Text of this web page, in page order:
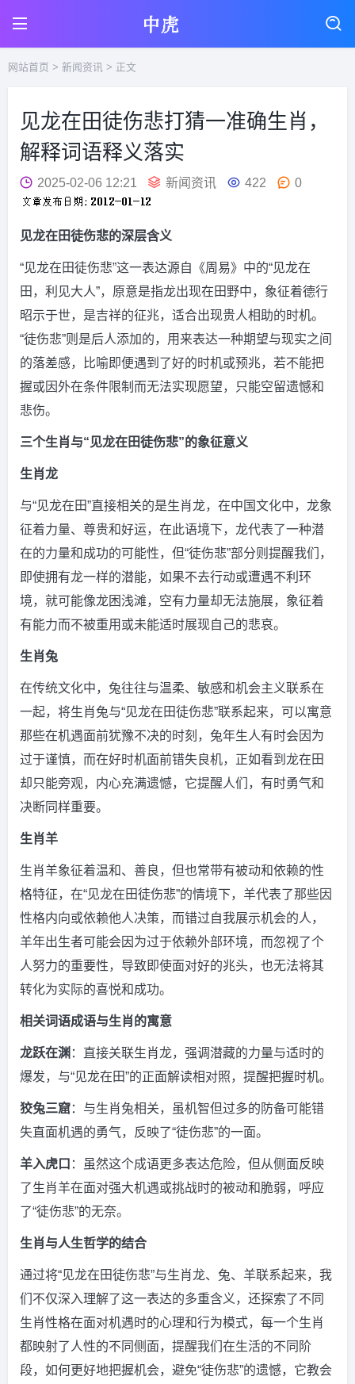
网站首页 > 新闻资讯 > 正文
见龙在田徒伤悲打猜一准确生肖，
解释词语释义落实
2025-02-06 12:21 新闻资讯 422 0
见龙在田徒伤悲的深层含义
“见龙在田徒伤悲”这一表达源自《周易》中的“见龙在
田，利见大人”，原意是指龙出现在田野中，象征着德行
昭示于世，是吉祥的征兆，适合出现贵人相助的时机。
“徒伤悲”则是后人添加的，用来表达一种期望与现实之间
的落差感，比喻即便遇到了好的时机或预兆，若不能把
握或因外在条件限制而无法实现愿望，只能空留遗憾和
悲伤。
三个生肖与“见龙在田徒伤悲”的象征意义
生肖龙
与“见龙在田”直接相关的是生肖龙，在中国文化中，龙象
征着力量、尊贵和好运，在此语境下，龙代表了一种潜
在的力量和成功的可能性，但“徒伤悲”部分则提醒我们，
即使拥有龙一样的潜能，如果不去行动或遭遇不利环
境，就可能像龙困浅滩，空有力量却无法施展，象征着
有能力而不被重用或未能适时展现自己的悲哀。
生肖兔
在传统文化中，兔往往与温柔、敏感和机会主义联系在
一起，将生肖兔与“见龙在田徒伤悲”联系起来，可以寓意
那些在机遇面前犹豫不决的时刻，兔年生人有时会因为
过于谨慎，而在好时机面前错失良机，正如看到龙在田
却只能旁观，内心充满遗憾，它提醒人们，有时勇气和
决断同样重要。
生肖羊
生肖羊象征着温和、善良，但也常带有被动和依赖的性
格特征，在“见龙在田徒伤悲”的情境下，羊代表了那些因
性格内向或依赖他人决策，而错过自我展示机会的人，
羊年出生者可能会因为过于依赖外部环境，而忽视了个
人努力的重要性，导致即使面对好的兆头，也无法将其
转化为实际的喜悦和成功。
相关词语成语与生肖的寓意
龙跃在渊 ：直接关联生肖龙，强调潜藏的力量与适时的
爆发，与“见龙在田”的正面解读相对照，提醒把握时机。
狡兔三窟：与生肖兔相关，虽机智但过多的防备可能错
失直面机遇的勇气，反映了“徒伤悲”的一面。
羊入虎口 ：虽然这个成语更多表达危险，但从侧面反映
了生肖羊在面对强大机遇或挑战时的被动和脆弱，呼应
了“徒伤悲”的无奈。
生肖与人生哲学的结合
通过将“见龙在田徒伤悲”与生肖龙、兔、羊联系起来，我
们不仅深入理解了这一表达的多重含义，还探索了不同
生肖性格在面对机遇时的心理和行为模式，每一个生肖
都映射了人性的不同侧面，提醒我们在生活的不同阶
段，如何更好地把握机会，避免“徒伤悲”的遗憾，它教会